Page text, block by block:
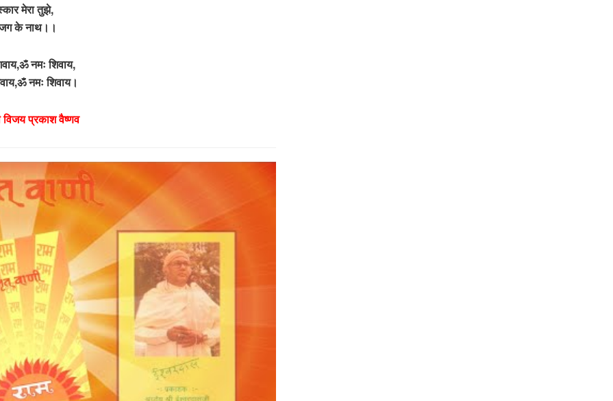
मेरा तुझे,
के नाथ।।
नमः शिवाय,
नमः शिवाय।
विजय प्रकाश वैष्णव